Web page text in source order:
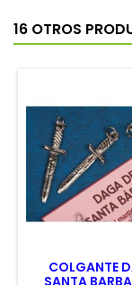
16 OTROS
COLGANTE